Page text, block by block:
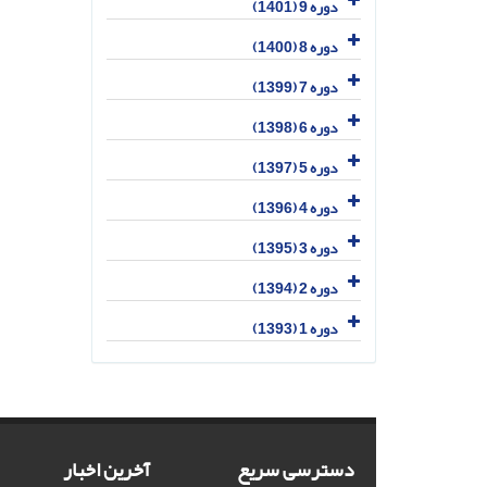
دوره 9 (1401)
دوره 8 (1400)
دوره 7 (1399)
دوره 6 (1398)
دوره 5 (1397)
دوره 4 (1396)
دوره 3 (1395)
دوره 2 (1394)
دوره 1 (1393)
دسترسی سریع آخرین اخبار